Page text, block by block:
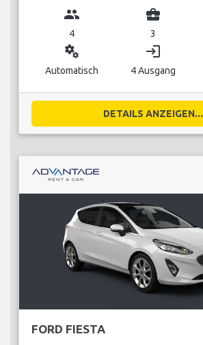
group
4
business_center
3
miscellaneous_services
Automatisch
login
4 Ausgang
DETAILS ANZEIGEN...
FORD FIESTA